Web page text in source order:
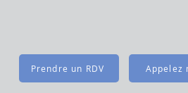
Prendre un RDV Appelez